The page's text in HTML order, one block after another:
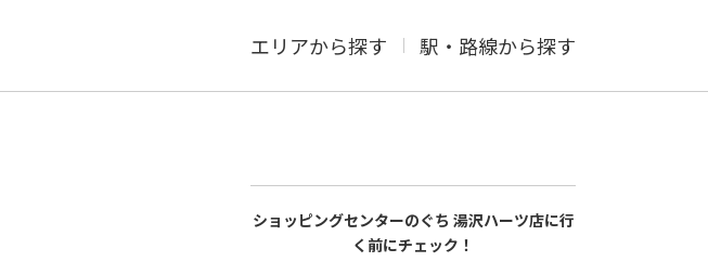
エリアから探す 駅・路線から探す
ショッピングセンターのぐち 湯沢ハーツ店に行
く前にチェック！